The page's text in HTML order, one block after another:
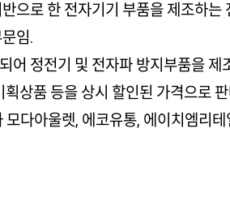
으로 한 전자기기 부품을 제조하
임.
어 정전기 및 전자파 방지부품을
상품 등을 상시 할인된 가격으로
모다아울렛, 에코유통, 에이치엠리